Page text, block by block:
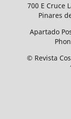
700 E Cruce
Pinares
Apartado
© Revista